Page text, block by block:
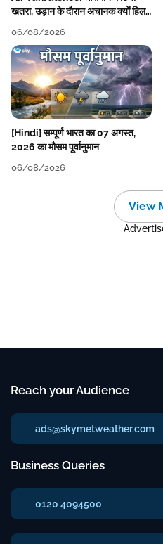
खतरा, उड़ान के दौरान अचानक क्यों हिलने
06/08/2026
[Hindi] सम्पूर्ण भारत का 07 अगस्त,
2026 का मौसम पूर्वानुमान
06/08/2026
View
Reach your Audience
ads@skymetweather.com
Business Queries
0120 4094500